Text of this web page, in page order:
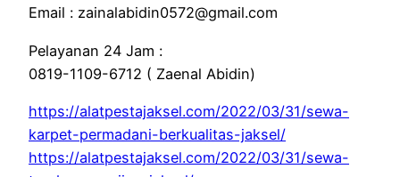
Email : zainalabidin0572@gmail.com
Pelayanan 24 Jam :
0819-1109-6712 ( Zaenal Abidin)
https://alatpestajaksel.com/2022/03/31/sewa-
karpet-permadani-berkualitas-jaksel/
https://alatpestajaksel.com/2022/03/31/sewa-